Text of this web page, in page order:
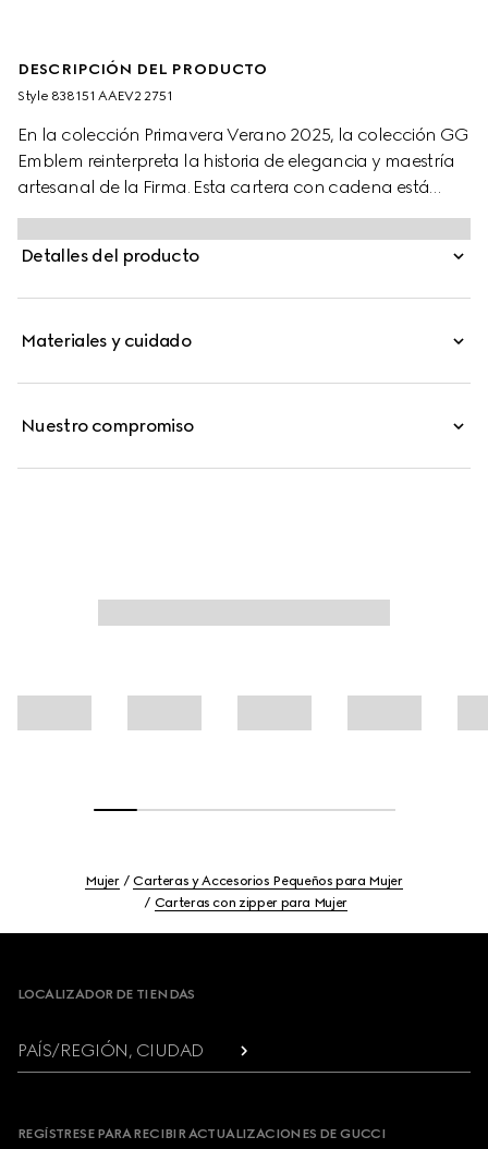
DESCRIPCIÓN DEL PRODUCTO
Style ‎838151 AAEV2 2751
En la colección Primavera Verano 2025, la colección GG
Emblem reinterpreta la historia de elegancia y maestría
artesanal de la Firma. Esta cartera con cadena está
confeccionada con piel suave café y GG Supreme, con
múltiples compartimientos.
Detalles del producto
Materiales y cuidado
Nuestro compromiso
Mujer
Carteras y Accesorios Pequeños para Mujer
Carteras con zipper para Mujer
LOCALIZADOR DE TIENDAS
PAÍS/REGIÓN, CIUDAD
REGÍSTRESE PARA RECIBIR ACTUALIZACIONES DE GUCCI